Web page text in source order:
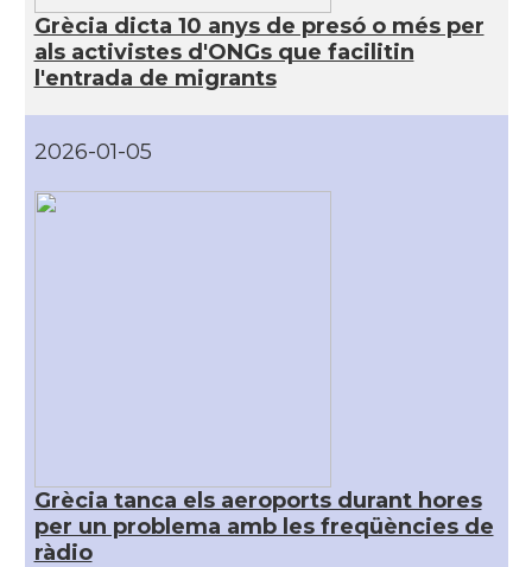
Grècia dicta 10 anys de presó o més per
als activistes d'ONGs que facilitin
l'entrada de migrants
2026-01-05
Grècia tanca els aeroports durant hores
per un problema amb les freqüències de
ràdio